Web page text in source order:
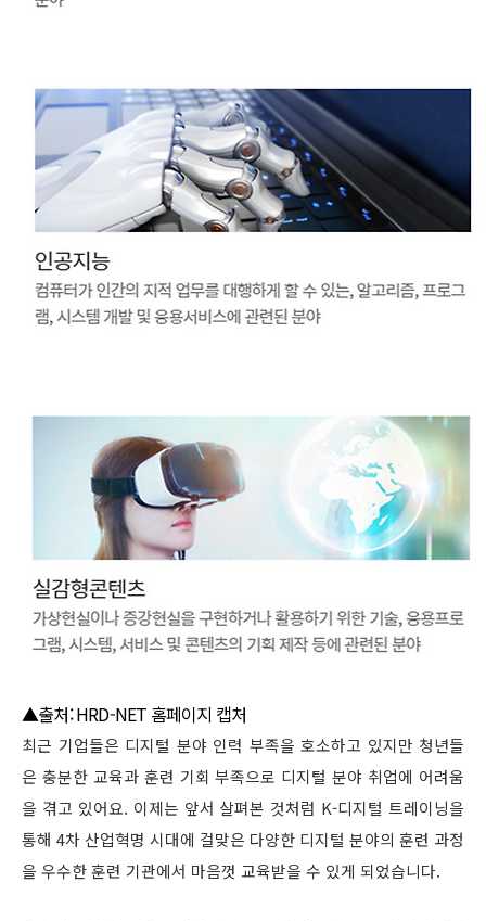
▲출처: HRD-NET 홈페이지 캡처
최근 기업들은 디지털 분야 인력 부족을 호소하고 있지만 청년들
은 충분한 교육과 훈련 기회 부족으로 디지털 분야 취업에 어려움
을 겪고 있어요. 이제는 앞서 살펴본 것처럼 K-디지털 트레이닝을
통해 4차 산업혁명 시대에 걸맞은 다양한 디지털 분야의 훈련 과정
을 우수한 훈련 기관에서 마음껏 교육받을 수 있게 되었습니다.